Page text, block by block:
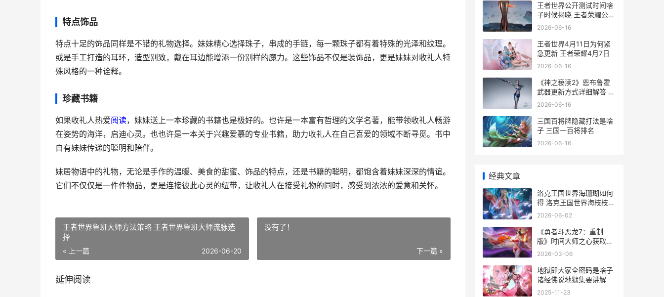
特点饰品
特点十足的饰品同样是不错的礼物选择。妹妹精心选择珠子，串成的手链，每一颗珠子都有着特殊的光泽和纹理。
或是手工打造的耳环，造型别致，戴在耳边能增添一份别样的魔力。这些饰品不仅是装饰品，更是妹妹对收礼人特
殊风格的一种诠释。
珍藏书籍
如果收礼人热爱阅读，妹妹送上一本珍藏的书籍也是极好的。也许是一本富有哲理的文学名著，能带领收礼人畅游
在姿势的海洋，启迪心灵。也也许是一本关于兴趣爱慕的专业书籍，助力收礼人在自己喜爱的领域不断寻觅。书中
自有妹妹传递的聪明和陪伴。
妹居物语中的礼物，无论是手作的温暖、美食的甜蜜、饰品的特点，还是书籍的聪明，都饱含着妹妹深深的情谊。
它们不仅仅是一件件物品，更是连接彼此心灵的纽带，让收礼人在接受礼物的同时，感受到浓浓的爱意和关怀。
王者世界鲁班大师方法策略 王者世界鲁班大师流脉选
择
« 上一篇 2026-06-20
没有了！
下一篇 »
延伸阅读
王者世界公开测试时间啥
子时候揭晓 王者荣耀公测
叫什么名字
2026-06-16
王者世界4月11日为何紧
急更新 王者荣耀4月7日
2026-06-16
《神之亵渎2》恩布鲁霍
武器更新方式详细解答 神
之亵渎2孽刃怎么获取
2026-06-16
三国百将牌隐藏打法是啥
子 三国一百将排名
2026-06-16
经典文章
洛克王国世界海珊瑚如何
得 洛克王国世界海枝枝的
守护地钥匙
2026-06-02
《勇者斗恶龙7：重制
版》时间大师之心获取策
略
2026-03-06
地狱即大家全密码是啥子
诸经佛说地狱集要讲解
2025-11-23